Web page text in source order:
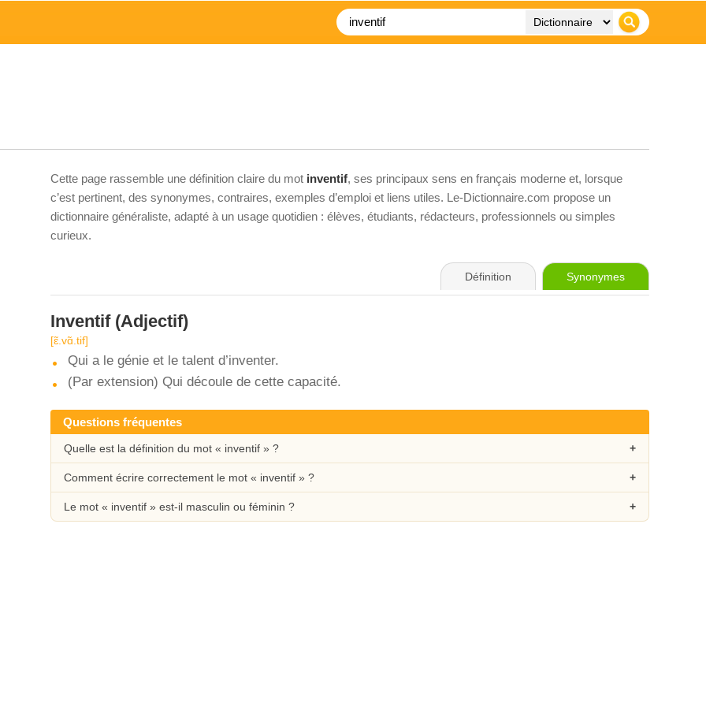
Cette page rassemble une définition claire du mot inventif, ses principaux sens en français moderne et, lorsque
c’est pertinent, des synonymes, contraires, exemples d’emploi et liens utiles. Le-Dictionnaire.com propose un
dictionnaire généraliste, adapté à un usage quotidien : élèves, étudiants, rédacteurs, professionnels ou simples
curieux.
Définition Synonymes
Inventif(Adjectif)
[ɛ̃.vɑ̃.tif]
Qui a le génie et le talent d’inventer.
(Par extension) Qui découle de cette capacité.
Questions fréquentes
Quelle est la définition du mot « inventif » ?
Comment écrire correctement le mot « inventif » ?
Le mot « inventif » est-il masculin ou féminin ?